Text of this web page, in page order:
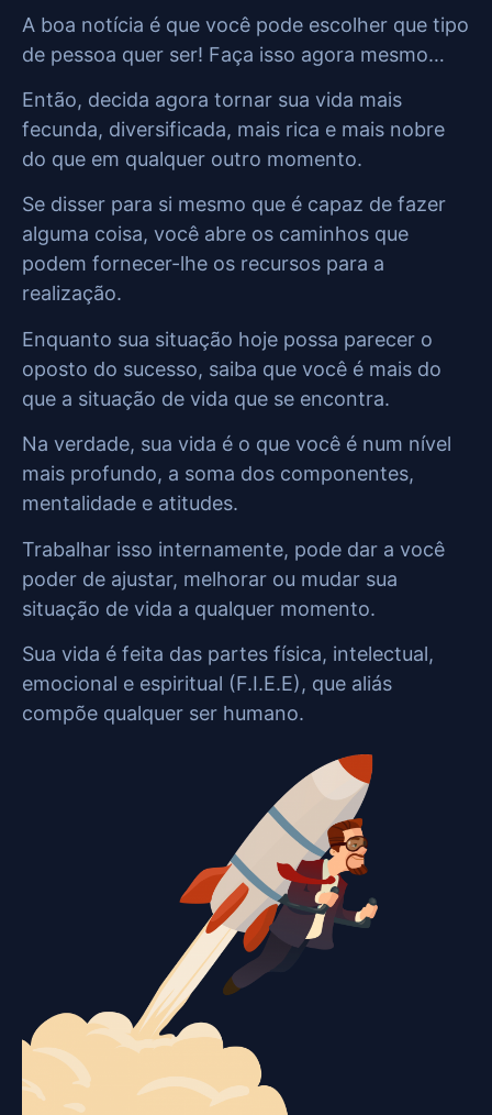
A boa notícia é que você pode escolher que tipo
de pessoa quer ser! Faça isso agora mesmo…
Então, decida agora tornar sua vida mais
fecunda, diversificada, mais rica e mais nobre
do que em qualquer outro momento.
Se disser para si mesmo que é capaz de fazer
alguma coisa, você abre os caminhos que
podem fornecer-lhe os recursos para a
realização.
Enquanto sua situação hoje possa parecer o
oposto do sucesso, saiba que você é mais do
que a situação de vida que se encontra.
Na verdade, sua vida é o que você é num nível
mais profundo, a soma dos componentes,
mentalidade e atitudes.
Trabalhar isso internamente, pode dar a você
poder de ajustar, melhorar ou mudar sua
situação de vida a qualquer momento.
Sua vida é feita das partes física, intelectual,
emocional e espiritual (F.I.E.E), que aliás
compõe qualquer ser humano.